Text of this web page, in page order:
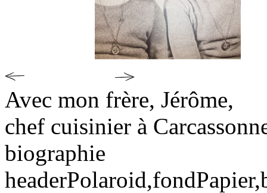
Avec mon frère, Jérôme,
chef cuisinier à
biographie